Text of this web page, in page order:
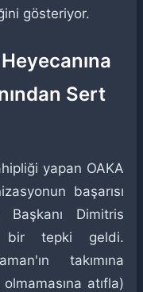
gösteriyor.
Sert
yapan OAKA
başarısı
Başkanı Dimitris
bir tepki geldi.
takımına
atıfla)